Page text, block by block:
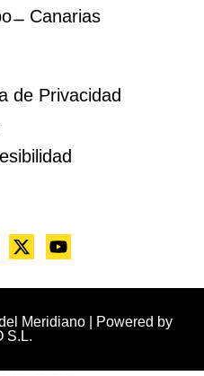
Canarias
de Privacidad
Meridiano | Powered by
S.L.